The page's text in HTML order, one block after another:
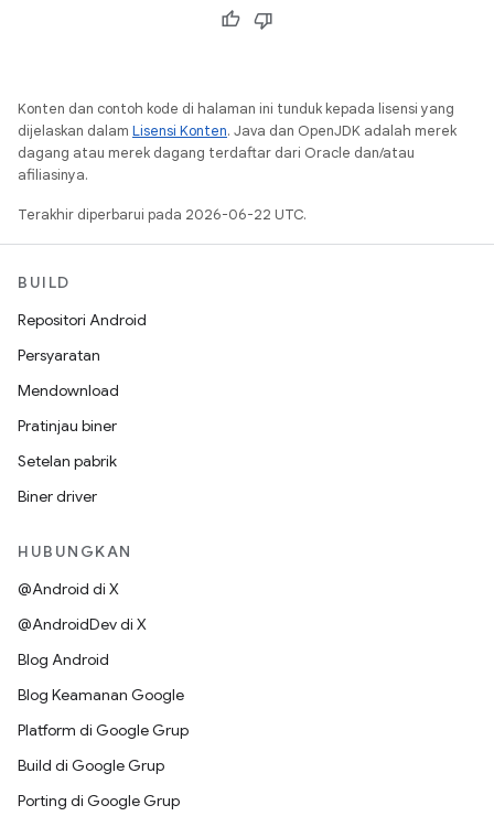
Konten dan contoh kode di halaman ini tunduk kepada lisensi yang
dijelaskan dalam Lisensi Konten. Java dan OpenJDK adalah merek
dagang atau merek dagang terdaftar dari Oracle dan/atau
afiliasinya.
Terakhir diperbarui pada 2026-06-22 UTC.
BUILD
Repositori Android
Persyaratan
Mendownload
Pratinjau biner
Setelan pabrik
Biner driver
HUBUNGKAN
@Android di X
@AndroidDev di X
Blog Android
Blog Keamanan Google
Platform di Google Grup
Build di Google Grup
Porting di Google Grup